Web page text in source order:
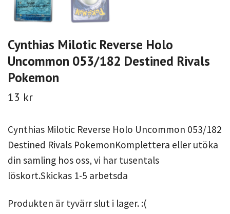
Cynthias Milotic Reverse Holo
Uncommon 053/182 Destined Rivals
Pokemon
13 kr
Cynthias Milotic Reverse Holo Uncommon 053/182
Destined Rivals PokemonKomplettera eller utöka
din samling hos oss, vi har tusentals
löskort.Skickas 1-5 arbetsda
Produkten är tyvärr slut i lager. :(